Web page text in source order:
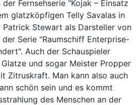
Fernsehserie "Kojak – Einsatz
glatzköpfigen Telly Savalas in
Patrick Stewart als Darsteller von
Serie "Raumschiff Enterprise-
Auch der Schauspieler
und sogar Meister Propper
Zitruskraft. Man kann also auch
schön sein und es kommt
des Menschen an der